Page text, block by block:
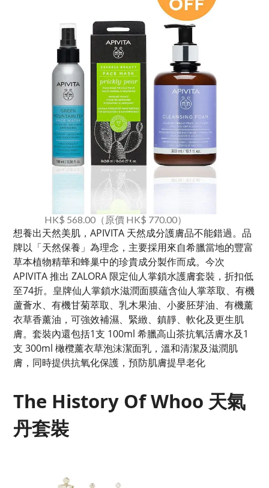
HK$ 568.00（原價 HK$ 770.00）
想養出天然美肌，APIVITA 天然成分護膚品不能錯過。品
牌以「天然保養」為理念，主要採用來自希臘當地的豐富
草本植物精華和蜂巢中的珍貴成分製作而成。今次
APIVITA 推出 ZALORA 限定仙人掌鎖水護膚套裝，折扣低
至74折。皇牌仙人掌鎖水滋潤面膜蘊含仙人掌萃取、有機
蘆薈水、有機甘菊萃取、乳木果油、小麥胚芽油、有機薰
衣草香薰油，可強效補濕、緊緻、鎮靜、軟化及更生肌
膚。套裝內還包括1支 100ml ​​希臘高山茶抗氧活膚水及1
支 300ml 橄欖薰衣草泡沫潔面乳，溫和清潔及滋潤肌
膚，同時提供抗氧化保護，預防肌膚提早老化
The History Of Whoo 天氣
丹套裝